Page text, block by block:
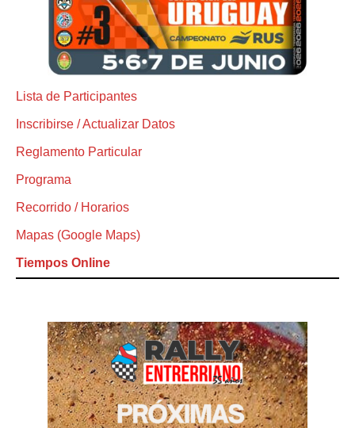
Lista de Participantes
Inscribirse / Actualizar Datos
Reglamento Particular
Programa
Recorrido / Horarios
Mapas (Google Maps)
Tiempos Online